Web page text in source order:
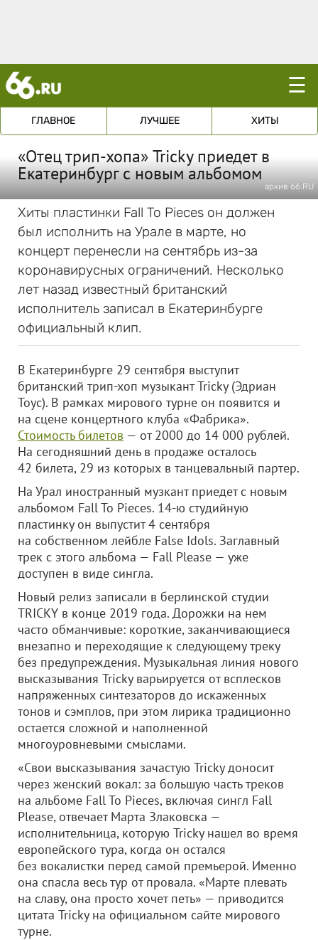
☰
ГЛАВНОЕ ЛУЧШЕЕ ХИТЫ
«Отец трип-хопа» Tricky приедет в
Екатеринбург с новым альбомом
архив 66.RU
Хиты пластинки Fall To Pieces он должен
был исполнить на Урале в марте, но
концерт перенесли на сентябрь из-за
коронавирусных ограничений. Несколько
лет назад известный британский
исполнитель записал в Екатеринбурге
официальный клип.
В Екатеринбурге 29 сентября выступит
британский трип-хоп музыкант Tricky (Эдриан
Тоус). В рамках мирового турне он появится и
на сцене концертного клуба «Фабрика».
Стоимость билетов — от 2000 до 14 000 рублей.
На сегодняшний день в продаже осталось
42 билета, 29 из которых в танцевальный партер.
На Урал иностранный музкант приедет с новым
альбомом Fall To Pieces. 14-ю студийную
пластинку он выпустит 4 сентября
на собственном лейбле False Idols. Заглавный
трек с этого альбома — Fall Please — уже
доступен в виде сингла.
Новый релиз записали в берлинской студии
TRICKY в конце 2019 года. Дорожки на нем
часто обманчивые: короткие, заканчивающиеся
внезапно и переходящие к следующему треку
без предупреждения. Музыкальная линия нового
высказывания Tricky варьируется от всплесков
напряженных синтезаторов до искаженных
тонов и сэмплов, при этом лирика традиционно
остается сложной и наполненной
многоуровневыми смыслами.
«Свои высказывания зачастую Tricky доносит
через женский вокал: за большую часть треков
на альбоме Fall To Pieces, включая сингл Fall
Please, отвечает Марта Злаковска —
исполнительница, которую Tricky нашел во время
европейского тура, когда он остался
без вокалистки перед самой премьерой. Именно
она спасла весь тур от провала. «Марте плевать
на славу, она просто хочет петь» — приводится
цитата Tricky на официальном сайте мирового
турне.